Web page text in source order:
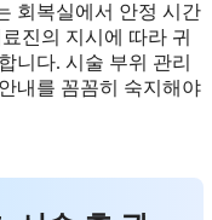
회복실에서 안정 시간
진의 지시에 따라 귀
니다. 시술 부위 관리
내를 꼼꼼히 숙지해야